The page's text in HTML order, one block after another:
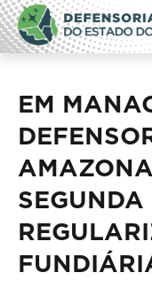
Pular
para
o
conteúdo
Defensoria
Amazonas
EM